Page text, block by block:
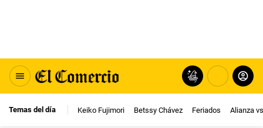
Temas del día Keiko Fujimori Betssy Chávez Feriados Alianza